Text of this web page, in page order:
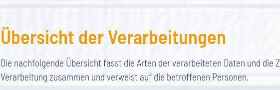
Übersicht der Verarbeitungen
Die nachfolgende Übersicht fasst die Arten der verarbeiteten Daten und die
Verarbeitung zusammen und verweist auf die betroffenen Personen.